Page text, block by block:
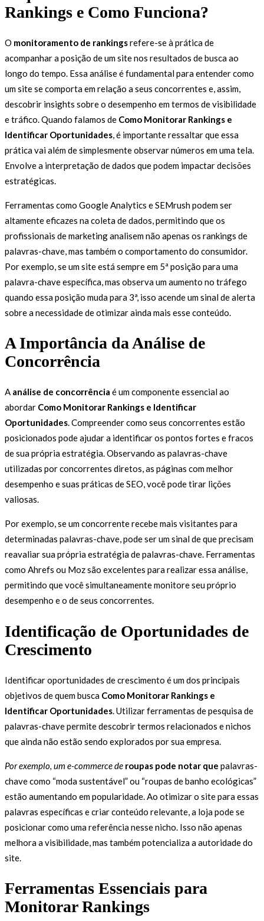
Rankings e Como Funciona?
O monitoramento de rankingsrefere-se à prática de
acompanhar a posição de um site nos resultados de busca ao
longo do tempo. Essa análise é fundamental para entender como
um site se comporta em relação a seus concorrentes e, assim,
descobrir insights sobre o desempenho em termos de visibilidade
e tráfico. Quando falamos de Como Monitorar Rankings e
Identificar Oportunidades, é importante ressaltar que essa
prática vai além de simplesmente observar números em uma tela.
Envolve a interpretação de dados que podem impactar decisões
estratégicas.
Ferramentas como Google Analytics e SEMrush podem ser
altamente eficazes na coleta de dados, permitindo que os
profissionais de marketing analisem não apenas os rankings de
palavras-chave, mas também o comportamento do consumidor.
Por exemplo, se um site está sempre em 5ª posição para uma
palavra-chave específica, mas observa um aumento no tráfego
quando essa posição muda para 3ª, isso acende um sinal de alerta
sobre a necessidade de otimizar ainda mais esse conteúdo.
A Importância da Análise de
Concorrência
A análise de concorrência é um componente essencial ao
abordar Como Monitorar Rankings e Identificar
Oportunidades. Compreender como seus concorrentes estão
posicionados pode ajudar a identificar os pontos fortes e fracos
de sua própria estratégia. Observando as palavras-chave
utilizadas por concorrentes diretos, as páginas com melhor
desempenho e suas práticas de SEO, você pode tirar lições
valiosas.
Por exemplo, se um concorrente recebe mais visitantes para
determinadas palavras-chave, pode ser um sinal de que precisam
reavaliar sua própria estratégia de palavras-chave. Ferramentas
como Ahrefs ou Moz são excelentes para realizar essa análise,
permitindo que você simultaneamente monitore seu próprio
desempenho e o de seus concorrentes.
Identificação de Oportunidades de
Crescimento
Identificar oportunidades de crescimento é um dos principais
objetivos de quem busca Como Monitorar Rankings e
Identificar Oportunidades. Utilizar ferramentas de pesquisa de
palavras-chave permite descobrir termos relacionados e nichos
que ainda não estão sendo explorados por sua empresa.
Por exemplo, um e-commerce de roupas pode notar que palavras-
chave como “moda sustentável” ou “roupas de banho ecológicas”
estão aumentando em popularidade. Ao otimizar o site para essas
palavras específicas e criar conteúdo relevante, a loja pode se
posicionar como uma referência nesse nicho. Isso não apenas
melhora a visibilidade, mas também potencializa a autoridade do
site.
Ferramentas Essenciais para
Monitorar Rankings